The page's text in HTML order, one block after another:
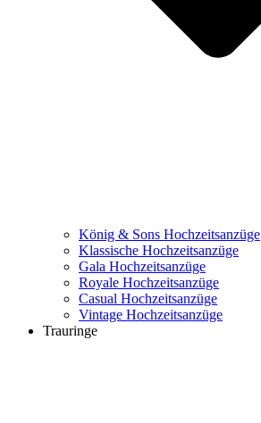
König & Sons Hochzeitsanzüge
Klassische Hochzeitsanzüge
Gala Hochzeitsanzüge
Royale Hochzeitsanzüge
Casual Hochzeitsanzüge
Vintage Hochzeitsanzüge
Trauringe